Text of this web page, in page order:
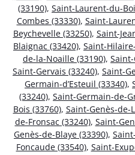
(33190), Saint-Laurent-du-
Combes (33330), Saint-
Beychevelle (33250), Saint-
Blaignac (33420), Saint-
de-la-Noaille (33190), Saint-
Saint-Gervais (33240), Saint-
Germain-d’Esteuil (33340),
(33240), Saint-Germain-de-
Bois (33760), Saint-Genès-de-
de-Fronsac (33240), Saint-
Genès-de-Blaye (33390),
Foncaude (33540), Saint-